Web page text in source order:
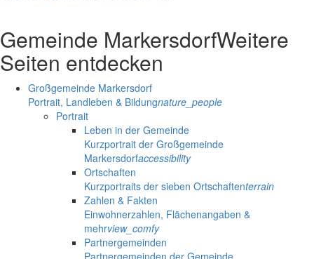
Gemeinde MarkersdorfWeitere
Seiten entdecken
Großgemeinde Markersdorf
Portrait, Landleben & Bildungnature_people
Portrait
Leben in der Gemeinde
Kurzportrait der Großgemeinde
Markersdorfaccessibility
Ortschaften
Kurzportraits der sieben Ortschaftenterrain
Zahlen & Fakten
Einwohnerzahlen, Flächenangaben &
mehrview_comfy
Partnergemeinden
Partnergemeinden der Gemeinde